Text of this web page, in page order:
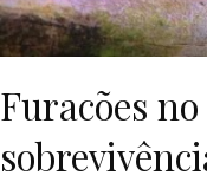
Furacões